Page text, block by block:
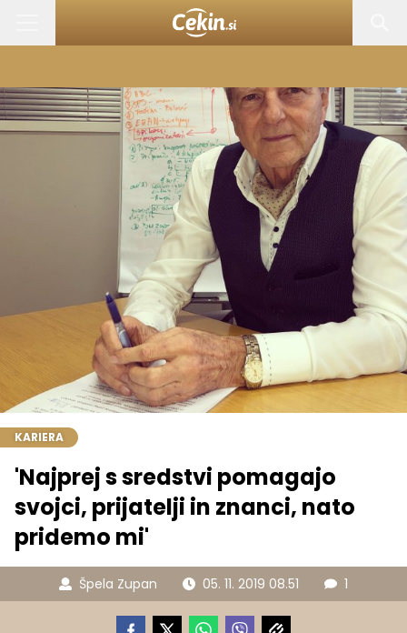
KARIERA
'Najprej s sredstvi pomagajo
svojci, prijatelji in znanci, nato
pridemo mi'
Špela Zupan 05. 11. 2019 08.51 1